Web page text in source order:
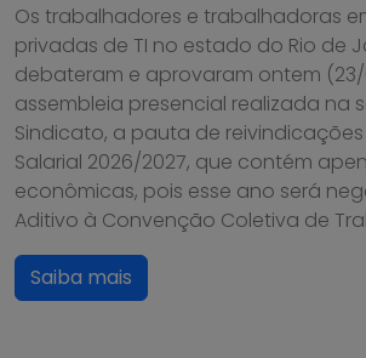
Os trabalhadores e trabalhadoras
privadas de TI no estado do Rio de
debateram e aprovaram ontem (23/
assembleia presencial realizada na
Sindicato, a pauta de
Salarial 2026/2027, que contém
econômicas, pois esse ano será
Aditivo à Convenção Coletiva de
Saiba mais